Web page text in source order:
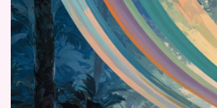
Şartlar
Blog